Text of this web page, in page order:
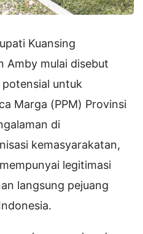
Kuansing
Amby mulai disebut
untuk
Marga (PPM) Provinsi
di
kemasyarakatan,
legitimasi
langsung pejuang